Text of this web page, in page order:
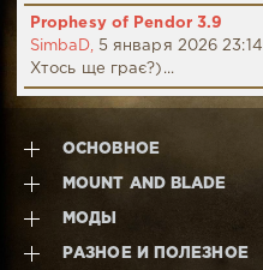
Prophesy of Pendor 3.9
SimbaD,
5 января 2026 23:14
Хтось ще грає?)...
ОСНОВНОЕ
MOUNT AND BLADE
МОДЫ
РАЗНОЕ И ПОЛЕЗНОЕ